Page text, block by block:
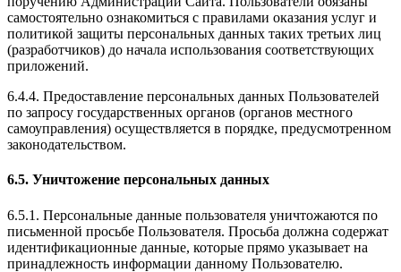
самостоятельно ознакомиться с правилами оказания услуг и
политикой защиты персональных данных таких третьих лиц
(разработчиков) до начала использования соответствующих
приложений.
6.4.4. Предоставление персональных данных Пользователей
по запросу государственных органов (органов местного
самоуправления) осуществляется в порядке, предусмотренном
законодательством.
6.5. Уничтожение персональных данных
6.5.1. Персональные данные пользователя уничтожаются по
письменной просьбе Пользователя. Просьба должна содержат
идентификационные данные, которые прямо указывает на
принадлежность информации данному Пользователю.